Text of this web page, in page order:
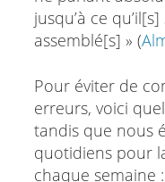
jusqu’à ce
assemblé[s] » (
Pour éviter de
erreurs, voici
tandis que nous
quotidiens pour
chaque semaine :